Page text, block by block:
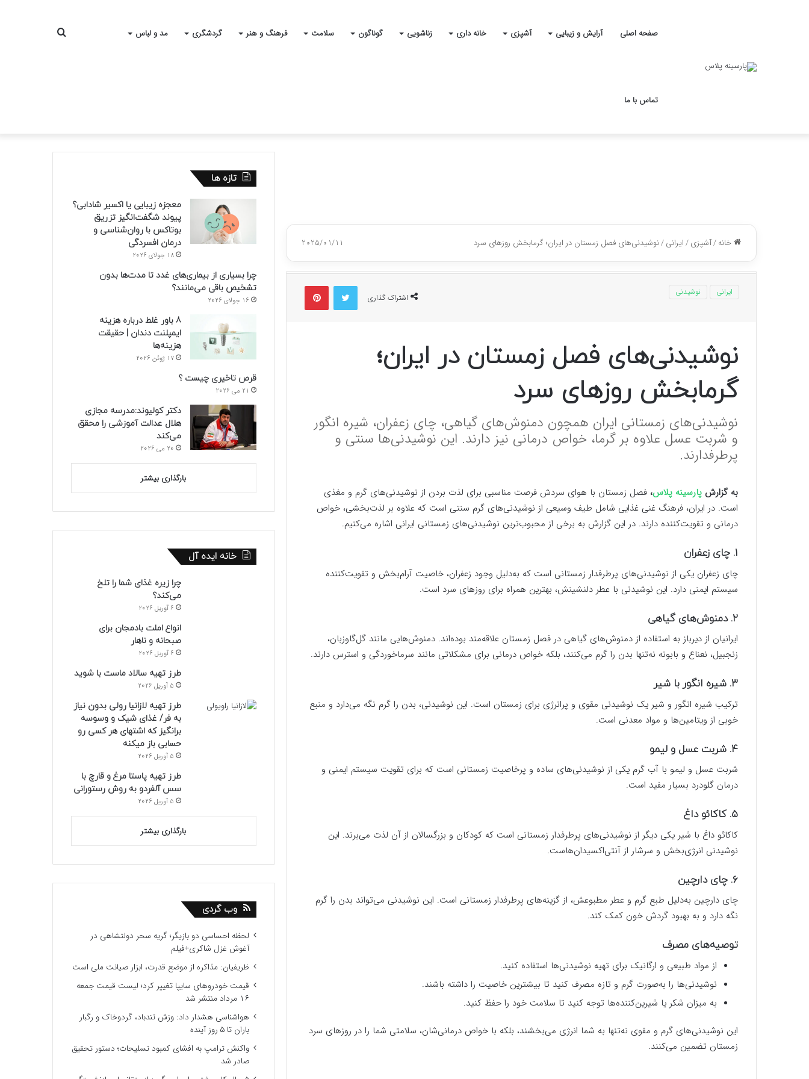
صفحه اصلی آرایش و زیبایی آشپزی خانه داری زناشویی گوناگون سلامت فرهنگ و هنر گردشگری مد و لباس
تماس با ما
جستجو
خانه/آشپزی/ایرانی/نوشیدنی‌های فصل زمستان در ایران؛ گرمابخش روزهای سرد 2025/01/11
اشتراک گذاری
توییتر پینتریست
ایرانی نوشیدنی
نوشیدنی‌های فصل زمستان در ایران؛
گرمابخش روزهای سرد
نوشیدنی‌های زمستانی ایران همچون دمنوش‌های گیاهی، چای زعفران، شیره انگور
و شربت عسل علاوه بر گرما، خواص درمانی نیز دارند. این نوشیدنی‌ها سنتی و
پرطرفدارند.
به گزارش پارسینه پلاس، فصل زمستان با هوای سردش فرصت مناسبی برای لذت بردن از نوشیدنی‌های گرم و مغذی
است. در ایران، فرهنگ غنی غذایی شامل طیف وسیعی از نوشیدنی‌های گرم سنتی است که علاوه بر لذت‌بخشی، خواص
درمانی و تقویت‌کننده دارند. در این گزارش به برخی از محبوب‌ترین نوشیدنی‌های زمستانی ایرانی اشاره می‌کنیم.
۱. چای زعفران
چای زعفران یکی از نوشیدنی‌های پرطرفدار زمستانی است که به‌دلیل وجود زعفران، خاصیت آرام‌بخش و تقویت‌کننده
سیستم ایمنی دارد. این نوشیدنی با عطر دلنشینش، بهترین همراه برای روزهای سرد است.
۲. دمنوش‌های گیاهی
ایرانیان از دیرباز به استفاده از دمنوش‌های گیاهی در فصل زمستان علاقه‌مند بوده‌اند. دمنوش‌هایی مانند گل‌گاوزبان،
زنجبیل، نعناع و بابونه نه‌تنها بدن را گرم می‌کنند، بلکه خواص درمانی برای مشکلاتی مانند سرماخوردگی و استرس دارند.
۳. شیره انگور با شیر
ترکیب شیره انگور و شیر یک نوشیدنی مقوی و پرانرژی برای زمستان است. این نوشیدنی، بدن را گرم نگه می‌دارد و منبع
خوبی از ویتامین‌ها و مواد معدنی است.
۴. شربت عسل و لیمو
شربت عسل و لیمو با آب گرم یکی از نوشیدنی‌های ساده و پرخاصیت زمستانی است که برای تقویت سیستم ایمنی و
درمان گلودرد بسیار مفید است.
۵. کاکائو داغ
کاکائو داغ با شیر یکی دیگر از نوشیدنی‌های پرطرفدار زمستانی است که کودکان و بزرگسالان از آن لذت می‌برند. این
نوشیدنی انرژی‌بخش و سرشار از آنتی‌اکسیدان‌هاست.
۶. چای دارچین
چای دارچین به‌دلیل طبع گرم و عطر مطبوعش، از گزینه‌های پرطرفدار زمستانی است. این نوشیدنی می‌تواند بدن را گرم
نگه دارد و به بهبود گردش خون کمک کند.
توصیه‌های مصرف
از مواد طبیعی و ارگانیک برای تهیه نوشیدنی‌ها استفاده کنید.
نوشیدنی‌ها را به‌صورت گرم و تازه مصرف کنید تا بیشترین خاصیت را داشته باشند.
به میزان شکر یا شیرین‌کننده‌ها توجه کنید تا سلامت خود را حفظ کنید.
این نوشیدنی‌های گرم و مقوی نه‌تنها به شما انرژی می‌بخشند، بلکه با خواص درمانی‌شان، سلامتی شما را در روزهای سرد
زمستان تضمین می‌کنند.
تازه ها
معجزه زیبایی یا اکسیر شادابی؟
پیوند شگفت‌انگیز تزریق
بوتاکس با روان‌شناسی و
درمان افسردگی
18 جولای 2026
چرا بسیاری از بیماری‌های غدد تا مدت‌ها بدون
تشخیص باقی می‌مانند؟
16 جولای 2026
8 باور غلط درباره هزینه
ایمپلنت دندان | حقیقت
هزینه‌ها
17 ژوئن 2026
قرص تاخیری چیست ؟
21 می 2026
دکتر کولیوند:مدرسه مجازی
هلال عدالت آموزشی را محقق
می‌کند
20 می 2026
بارگذاری بیشتر
خانه ایده آل
چرا زیره غذای شما را تلخ
می‌کند؟
6 آوریل 2026
انواع املت بادمجان برای
صبحانه و ناهار
6 آوریل 2026
طرز تهیه سالاد ماست با شوید
5 آوریل 2026
طرز تهیه لازانیا رولی بدون نیاز
به فر/ غذای شیک و وسوسه
برانگیز که اشتهای هر کسی رو
حسابی باز میکنه
5 آوریل 2026
طرز تهیه پاستا مرغ و قارچ با
سس آلفردو به روش رستورانی
5 آوریل 2026
بارگذاری بیشتر
وب گردی
لحظه احساسی دو بازیگر؛ گریه سحر دولتشاهی در
آغوش غزل شاکری+فیلم
ظریفیان: مذاکره از موضع قدرت، ابزار صیانت ملی است
قیمت خودروهای سایپا تغییر کرد؛ لیست قیمت جمعه
۱۶ مرداد منتشر شد
هواشناسی هشدار داد: وزش تندباد، گردوخاک و رگبار
باران تا ۵ روز آینده
واکنش ترامپ به افشای کمبود تسلیحات؛ دستور تحقیق
صادر شد